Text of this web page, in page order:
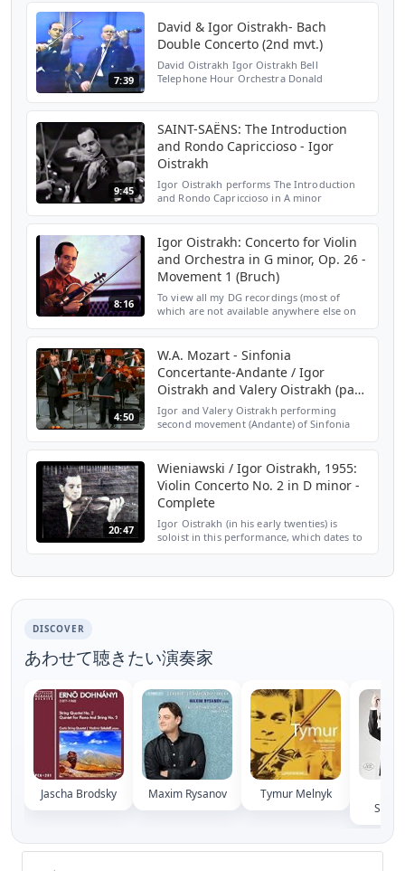
7:39
David & Igor Oistrakh- Bach
Double Concerto (2nd mvt.)
David Oistrakh Igor Oistrakh Bell
Telephone Hour Orchestra Donald
9:45
SAINT-SAËNS: The Introduction
and Rondo Capriccioso - Igor
Oistrakh
Igor Oistrakh performs The Introduction
and Rondo Capriccioso in A minor
With: RadioSymfoniOrkes...
8:16
Igor Oistrakh: Concerto for Violin
and Orchestra in G minor, Op. 26 -
Movement 1 (Bruch)
To view all my DG recordings (most of
which are not available anywhere else on
70s, and 80s...
4:50
W.A. Mozart - Sinfonia
Concertante-Andante / Igor
Oistrakh and Valery Oistrakh (part
I)
Igor and Valery Oistrakh performing
second movement (Andante) of Sinfonia
violin/conductor V...
20:47
Wieniawski / Igor Oistrakh, 1955:
Violin Concerto No. 2 in D minor -
Complete
Igor Oistrakh (in his early twenties) is
soloist in this performance, which dates to
Wieniawski (1...
DISCOVER
あわせて聴きたい演奏家
Jascha Brodsky Maxim Rysanov Tymur Melnyk